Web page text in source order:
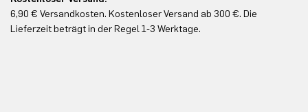
6,90 € Versandkosten. Kostenloser Versand ab 300 €. Die
Lieferzeit beträgt in der Regel 1-3 Werktage.